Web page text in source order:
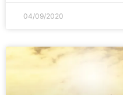
04/09/2020